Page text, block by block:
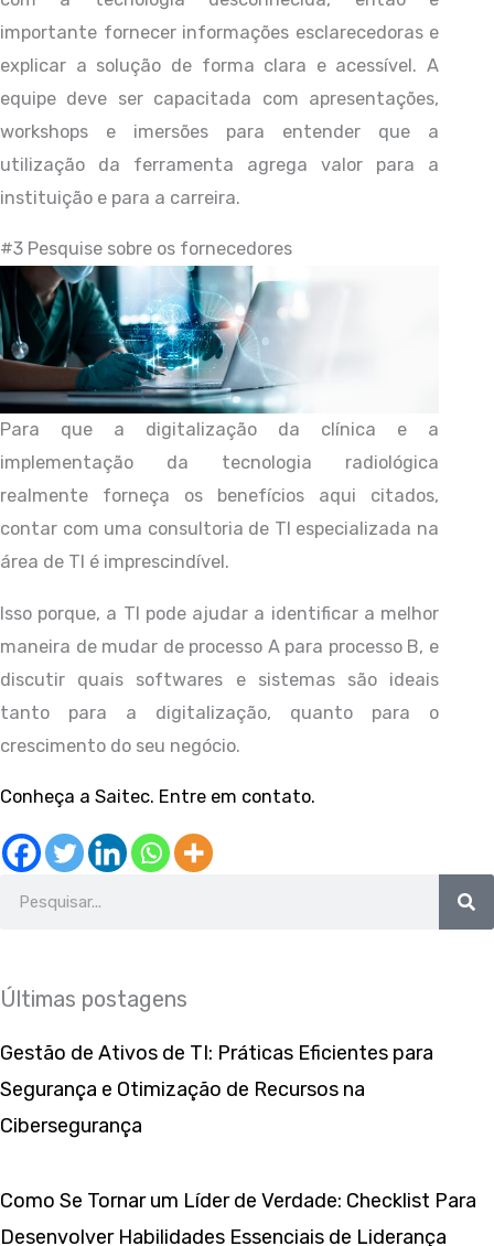
importante fornecer informações esclarecedoras e
explicar a solução de forma clara e acessível. A
equipe deve ser capacitada com apresentações,
workshops e imersões para entender que a
utilização da ferramenta agrega valor para a
instituição e para a carreira.
#3 Pesquise sobre os fornecedores
Para que a digitalização da clínica e a
implementação da tecnologia radiológica
realmente forneça os benefícios aqui citados,
contar com uma consultoria de TI especializada na
área de TI é imprescindível.
Isso porque, a TI pode ajudar a identificar a melhor
maneira de mudar de processo A para processo B, e
discutir quais softwares e sistemas são ideais
tanto para a digitalização, quanto para o
crescimento do seu negócio.
Conheça a Saitec. Entre em contato.
Últimas postagens
Gestão de Ativos de TI: Práticas Eficientes para
Segurança e Otimização de Recursos na
Cibersegurança
Como Se Tornar um Líder de Verdade: Checklist Para
Desenvolver Habilidades Essenciais de Liderança